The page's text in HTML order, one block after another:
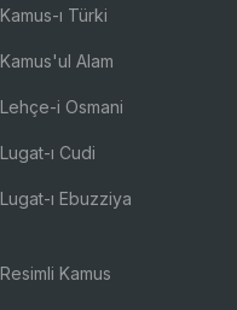
Kamus-ı Türki
Kamus'ul Alam
Lehçe-i Osmani
Lugat-ı Cudi
Lugat-ı Ebuzziya
Resimli Kamus